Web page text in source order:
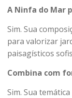
A Ninfa do Mar
Sim. Sua
para valorizar
paisagísticos
Combina com
Sim. Sua